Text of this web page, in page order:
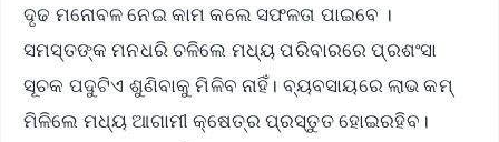
ଦୃଢ ମନୋବଳ ନେଇ କାମ କଲେ ସଫଳତା ପାଇବେ ।
ସମସ୍ତଙ୍କ ମନଧରି ଚଳିଲେ ମଧ୍ୟ ପରିବାରରେ ପ୍ରଶଂସା
ସୂଚକ ପଦୁଟିଏ ଶୁଣିବାକୁ ମିଳିବ ନାହିଁ। ବ୍ୟବସାୟରେ ଲାଭ କମ୍
ମିଳିଲେ ମଧ୍ୟ ଆଗାମୀ କ୍ଷେତ୍ର ପ୍ରସ୍ତୁତ ହୋଇରହିବ।